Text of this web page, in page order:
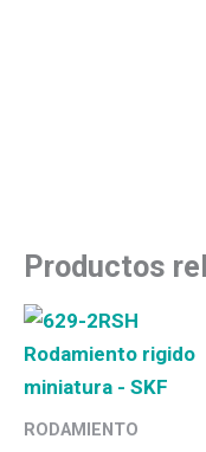
Productos
RODAMIENTO